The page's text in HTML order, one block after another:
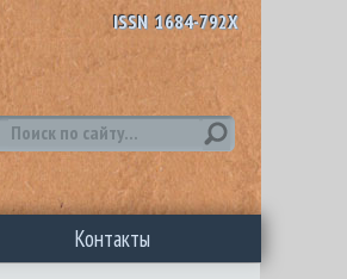
ISSN 1684-792X
Контакты